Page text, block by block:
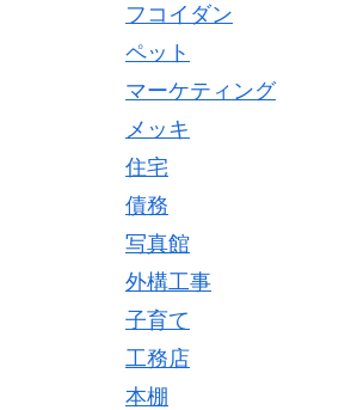
フコイダン
ペット
マーケティング
メッキ
住宅
債務
写真館
外構工事
子育て
工務店
本棚